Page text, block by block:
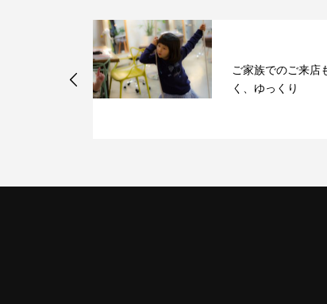
ご家族でのご来店
く、ゆっくり